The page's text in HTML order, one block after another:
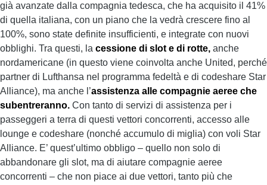
già avanzate dalla compagnia tedesca, che ha acquisito il 41%
di quella italiana, con un piano che la vedrà crescere fino al
100%, sono state definite insufficienti, e integrate con nuovi
obblighi. Tra questi, la cessione di slot e di rotte, anche
nordamericane (in questo viene coinvolta anche United, perché
partner di Lufthansa nel programma fedeltà e di codeshare Star
Alliance), ma anche l’assistenza alle compagnie aeree che
subentreranno. Con tanto di servizi di assistenza per i
passeggeri a terra di questi vettori concorrenti, accesso alle
lounge e codeshare (nonché accumulo di miglia) con voli Star
Alliance. E’ quest’ultimo obbligo – quello non solo di
abbandonare gli slot, ma di aiutare compagnie aeree
concorrenti – che non piace ai due vettori, tanto più che